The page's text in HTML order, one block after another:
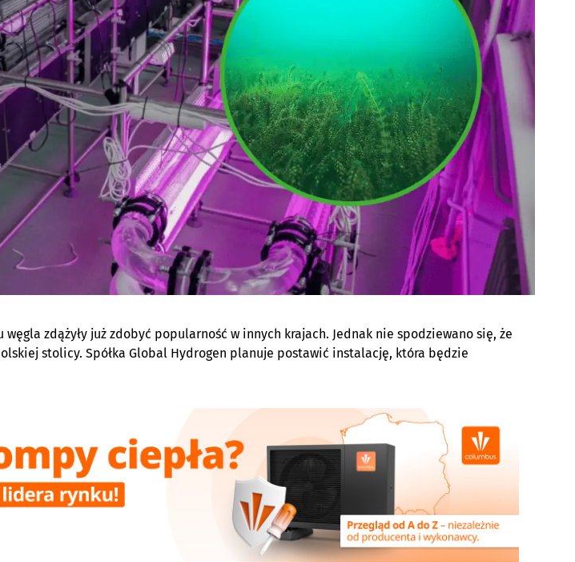
zdążyły już zdobyć popularność w innych krajach. Jednak nie spodziewano się, że
stolicy. Spółka Global Hydrogen planuje postawić instalację, która będzie